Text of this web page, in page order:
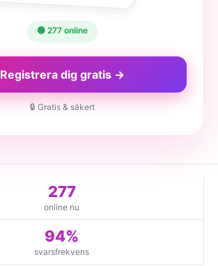
🟢 277 online
Registrera dig gratis →
🔒 Gratis & säkert
277
online nu
94%
svarsfrekvens